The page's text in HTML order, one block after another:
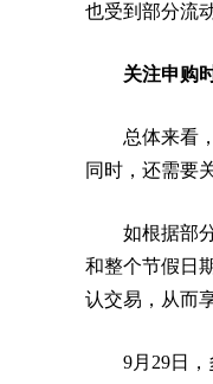
也受到部分流
关注申购
总体来看
同时，还需要
如根据部
和整个节假日
认交易，从而
9月29日